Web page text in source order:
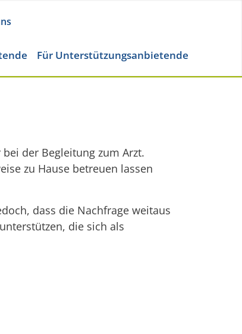
Für Unterstützungsanbietende
der Begleitung zum Arzt.
zu Hause betreuen lassen
dass die Nachfrage weitaus
die sich als